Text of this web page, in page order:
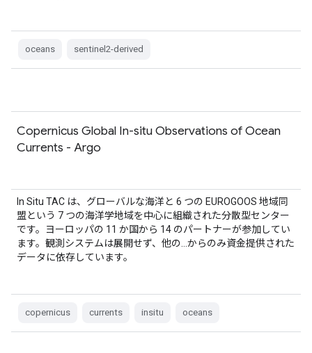
oceans sentinel2-derived
Copernicus Global In-situ Observations of Ocean
Currents - Argo
In Situ TAC は、グローバルな海洋と 6 つの EUROGOOS 地域同
盟という 7 つの海洋学地域を中心に組織された分散型センター
です。ヨーロッパの 11 か国から 14 のパートナーが参加してい
ます。観測システムは展開せず、他の…からのみ資金提供された
データに依存しています。
copernicus currents insitu oceans